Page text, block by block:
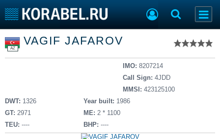
Тип судна
Добавить судно
Добавить проект
Пульс
Новости
Компании
Репутация
Торговая площадка
Доска объявлений
Продажа флота
Оборудование
Изделия
AZ
VAGIF JAFAROV
IMO: 8207214
Call Sign: 4JDD
MMSI: 423125100
DWT: 1326
GT: 2971
TEU: ----
Year built: 1986
ME: 2 * 1100
BHP: ----